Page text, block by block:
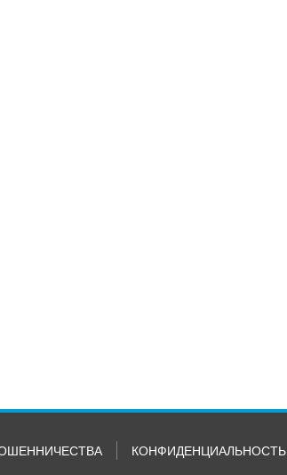
КОНФИДЕНЦИАЛЬНОСТЬ